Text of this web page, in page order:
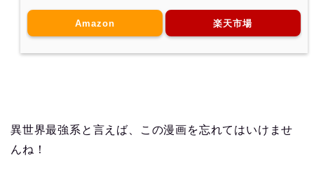
Amazon 楽天市場
異世界最強系と言えば、この漫画を忘れてはいけませ
んね！